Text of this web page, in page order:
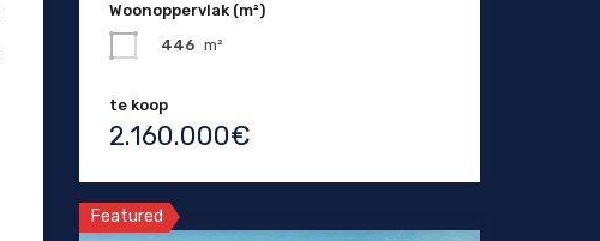
Woonoppervlak (m²)
446 m²
te koop
2.160.000€
Featured